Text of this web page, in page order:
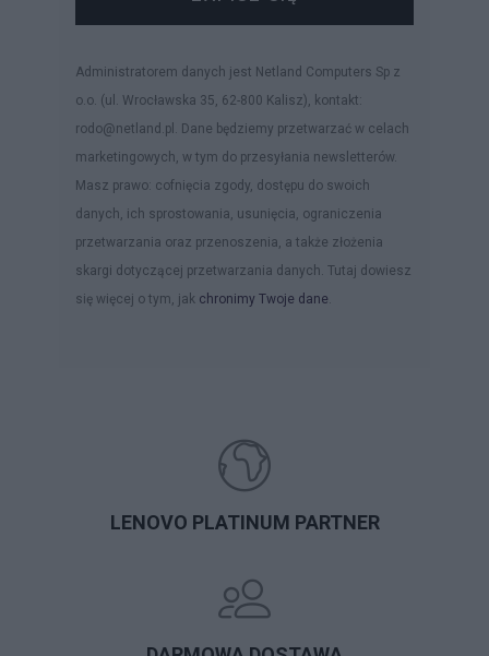
Administratorem danych jest Netland Computers Sp z
o.o. (ul. Wrocławska 35, 62-800 Kalisz), kontakt:
rodo@netland.pl. Dane będziemy przetwarzać w celach
marketingowych, w tym do przesyłania newsletterów.
Masz prawo: cofnięcia zgody, dostępu do swoich
danych, ich sprostowania, usunięcia, ograniczenia
przetwarzania oraz przenoszenia, a także złożenia
skargi dotyczącej przetwarzania danych. Tutaj dowiesz
się więcej o tym, jak chronimy Twoje dane.
LENOVO PLATINUM PARTNER